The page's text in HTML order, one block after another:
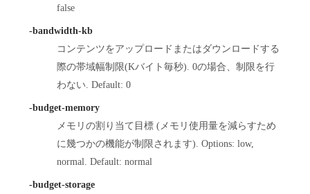
false
-bandwidth-kb
コンテンツをアップロードまたはダウンロードする
際の帯域幅制限(Kバイト毎秒). 0の場合、制限を行
わない. Default: 0
-budget-memory
メモリの割り当て目標 (メモリ使用量を減らすため
に幾つかの機能が制限されます). Options: low,
normal. Default: normal
-budget-storage